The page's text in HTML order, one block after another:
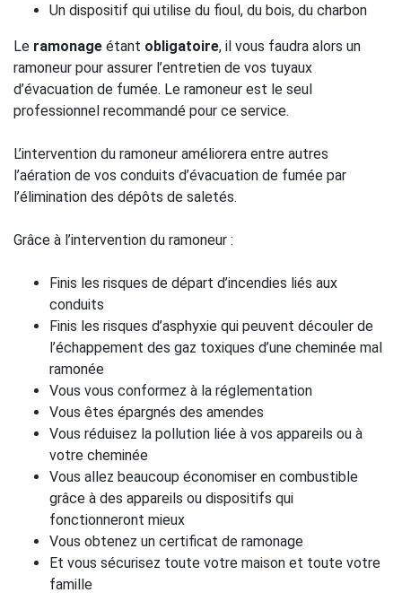
Un dispositif qui utilise du fioul, du bois, du charbon
Le ramonage étant obligatoire, il vous faudra alors un
ramoneur pour assurer l’entretien de vos tuyaux
d’évacuation de fumée. Le ramoneur est le seul
professionnel recommandé pour ce service.
L’intervention du ramoneur améliorera entre autres
l’aération de vos conduits d’évacuation de fumée par
l’élimination des dépôts de saletés.
Grâce à l’intervention du ramoneur :
Finis les risques de départ d’incendies liés aux
conduits
Finis les risques d’asphyxie qui peuvent découler de
l’échappement des gaz toxiques d’une cheminée mal
ramonée
Vous vous conformez à la réglementation
Vous êtes épargnés des amendes
Vous réduisez la pollution liée à vos appareils ou à
votre cheminée
Vous allez beaucoup économiser en combustible
grâce à des appareils ou dispositifs qui
fonctionneront mieux
Vous obtenez un certificat de ramonage
Et vous sécurisez toute votre maison et toute votre
famille